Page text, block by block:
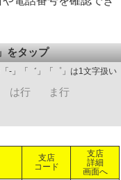
をタップ
-」「゛」「゜」は1文字扱い
は行
ま行
支店
コード
支店
詳細
画面へ